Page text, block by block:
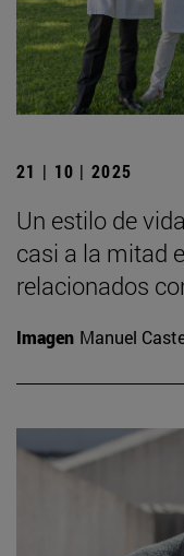
21 | 10 | 2025
Un estilo de
casi a la mitad
relacionados
Imagen Manuel